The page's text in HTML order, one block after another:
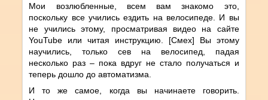
Мои возлюбленные, всем вам знакомо это,
поскольку все учились ездить на велосипеде. И вы
не учились этому, просматривая видео на сайте
YouTube или читая инструкцию. [Смех] Вы этому
научились, только сев на велосипед, падая
несколько раз – пока вдруг не стало получаться и
теперь дошло до автоматизма.
И то же самое, когда вы начинаете говорить.